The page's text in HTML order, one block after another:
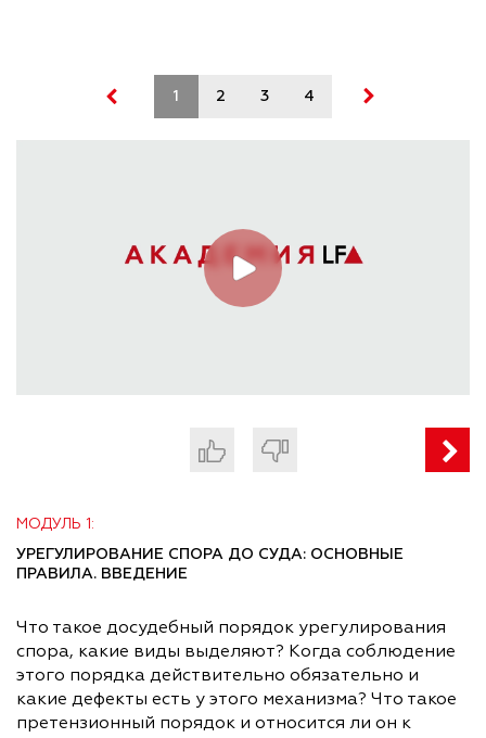
1 2 3 4
МОДУЛЬ 1:
УРЕГУЛИРОВАНИЕ СПОРА ДО СУДА: ОСНОВНЫЕ
ПРАВИЛА. ВВЕДЕНИЕ
Что такое досудебный порядок урегулирования
спора, какие виды выделяют? Когда соблюдение
этого порядка действительно обязательно и
какие дефекты есть у этого механизма? Что такое
претензионный порядок и относится ли он к